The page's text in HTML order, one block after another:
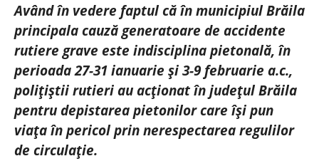
Având în vedere faptul că în municipiul Brăila
principala cauză generatoare de accidente
rutiere grave este indisciplina pietonală, în
perioada 27-31 ianuarie și 3-9 februarie a.c.,
polițiștii rutieri au acționat în județul Brăila
pentru depistarea pietonilor care își pun
viața în pericol prin nerespectarea regulilor
de circulație.